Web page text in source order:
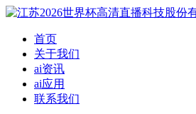
首页
关于我们
ai资讯
ai应用
联系我们